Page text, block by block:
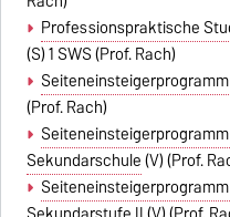
Professionspraktische
(S)1 SWS (Prof. Rach)
(Prof. Rach)
Sekundarschule(V) (Prof.